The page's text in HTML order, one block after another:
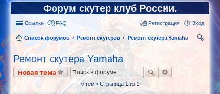
Форум скутер клуб России.
Ссылки FAQ Вход
Регистрация
Список форумов Ремонт скутеров
Ремонт скутера Yamaha
Ремонт скутера Yamaha
Новая тема
0 тем • Страница 1из 1